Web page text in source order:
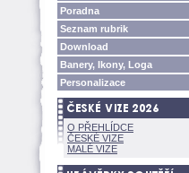
Poradna
Seznam rubrik
Download
Banery, Ikony, Loga
Personalizace
O PŘEHLÍDCE
ČESKÉ VIZE
MALÉ VIZE